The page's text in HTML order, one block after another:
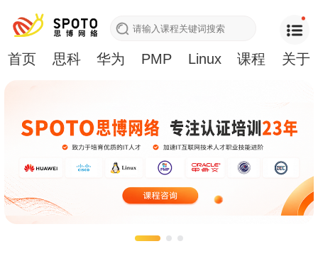
首页 思科 华为 PMP Linux 课程 关于